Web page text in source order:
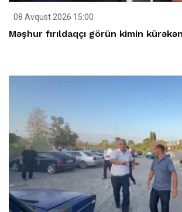
08 Avqust 2026 15:00
Məşhur fırıldaqçı görün kimin